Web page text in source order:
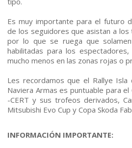
Es muy importante para el futuro
de los seguidores que asistan a
por lo que se ruega que
habilitadas para los
mucho menos en las zonas rojas o
Les recordamos que el Rallye Isla
Naviera Armas es puntuable para el
-CERT y sus trofeos derivados,
Mitsubishi Evo Cup y Copa Skoda
INFORMACIÓN IMPORTANTE: